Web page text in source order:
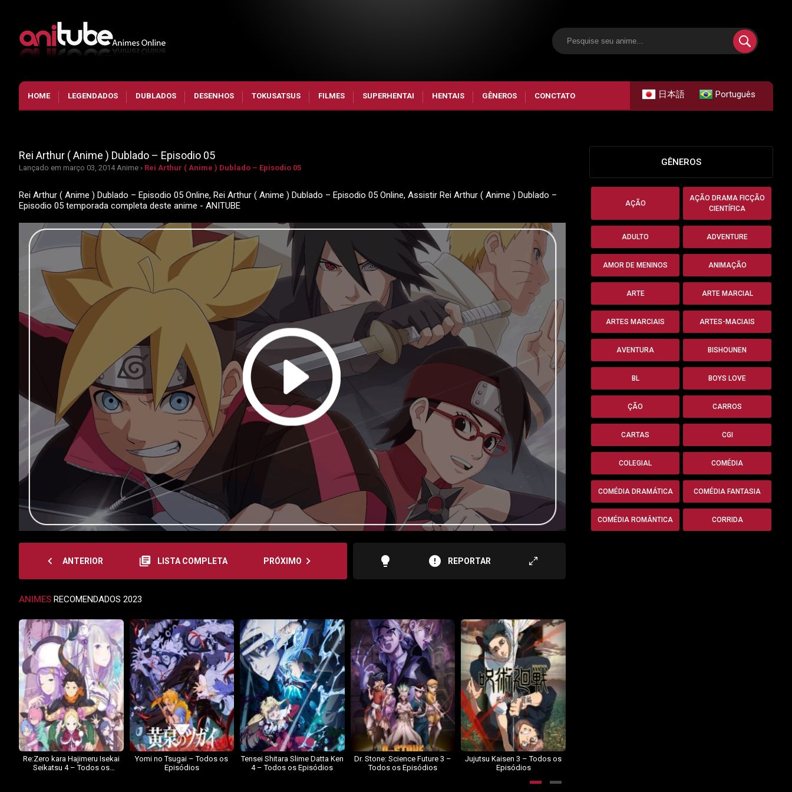
HOME LEGENDADOS DUBLADOS DESENHOS TOKUSATSUS FILMES SUPERHENTAI HENTAIS GÊNEROS CONCTATO 日本語 Português
Rei Arthur ( Anime ) Dublado – Episodio 05
Lançado em março 03, 2014 Anime › Rei Arthur ( Anime ) Dublado – Episodio 05
Rei Arthur ( Anime ) Dublado – Episodio 05 Online, Rei Arthur ( Anime ) Dublado – Episodio 05 Online, Assistir Rei Arthur ( Anime ) Dublado –
Episodio 05 temporada completa deste anime - ANITUBE
navigate_before ANTERIOR library_books LISTA COMPLETA PRÓXIMO navigate_next lightbulb error REPORTAR
ANIMES RECOMENDADOS 2023
Re:Zero kara Hajimeru Isekai
Seikatsu 4 – Todos os
Yomi no Tsugai – Todos os
Episódios
Tensei Shitara Slime Datta Ken
4 – Todos os Episódios
Dr. Stone: Science Future 3 –
Todos os Episódios
Jujutsu Kaisen 3 – Todos os
Episódios
GÊNEROS
AÇÃO
AÇÃO DRAMA FICÇÃO
CIENTÍFICA
ADULTO ADVENTURE
AMOR DE MENINOS ANIMAÇÃO
ARTE ARTE MARCIAL
ARTES MARCIAIS ARTES-MACIAIS
AVENTURA BISHOUNEN
BL BOYS LOVE
ÇÃO CARROS
CARTAS CGI
COLEGIAL COMÉDIA
COMÉDIA DRAMÁTICA COMÉDIA FANTASIA
COMÉDIA ROMÂNTICA CORRIDA